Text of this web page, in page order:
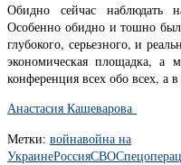
Обидно сейчас наблюдать
Особенно обидно и тошно
глубокого, серьезного, и
экономическая площадка, а
конференция всех обо всех, а
Анастасия Кашеварова
Метки: войнавойна на
УкраинеРоссияСВО